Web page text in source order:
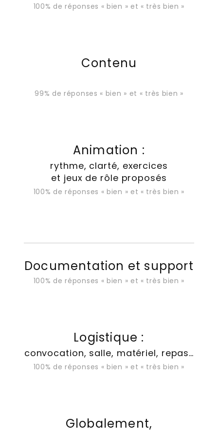
100% de réponses « bien » et « très bien »
Contenu
99% de réponses « bien » et « très bien »
Animation :
rythme, clarté, exercices
et jeux de rôle proposés
100% de réponses « bien » et « très bien »
Documentation et support
100% de réponses « bien » et « très bien »
Logistique :
convocation, salle, matériel, repas…
100% de réponses « bien » et « très bien »
Globalement,